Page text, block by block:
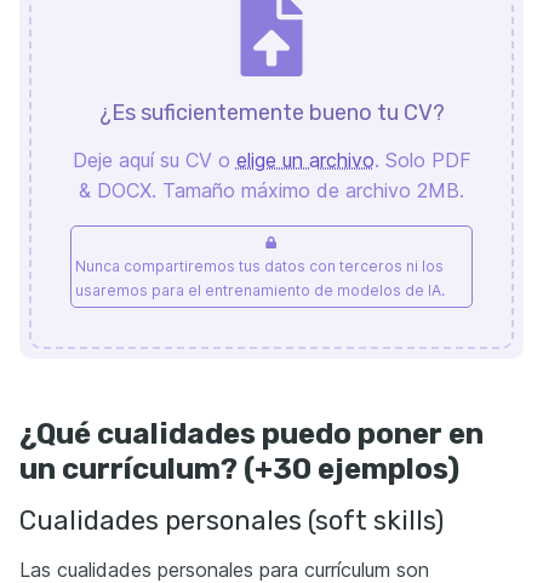
¿Es suficientemente bueno tu CV?
Deje aquí su CV o elige un archivo. Solo PDF
& DOCX. Tamaño máximo de archivo 2MB.
Nunca compartiremos tus datos con terceros ni los
usaremos para el entrenamiento de modelos de IA.
¿Qué cualidades puedo poner en
un currículum? (+30 ejemplos)
Cualidades personales (soft skills)
Las cualidades personales para currículum son